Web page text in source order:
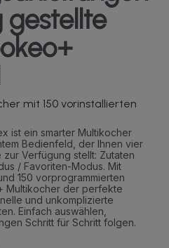
gestellte
mit 150 vorinstallierten
ist ein smarter Multikocher
Bedienfeld, der Ihnen vier
Verfügung stellt: Zutaten
/ Favoriten-Modus. Mit
150 vorprogrammierten
Multikocher der perfekte
und unkomplizierte
Einfach auswählen,
Schritt für Schritt folgen.